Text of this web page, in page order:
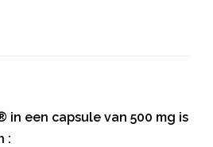
in een capsule van 500 mg is
: